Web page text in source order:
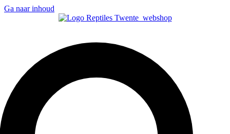
Ga naar inhoud